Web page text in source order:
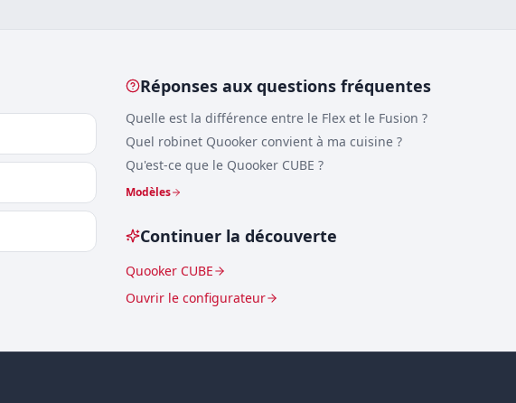
Réponses aux questions fréquentes
Quelle est la différence entre le Flex et le Fusion ?
Quel robinet Quooker convient à ma cuisine ?
Qu'est-ce que le Quooker CUBE ?
Modèles
Continuer la découverte
Quooker CUBE
Ouvrir le configurateur